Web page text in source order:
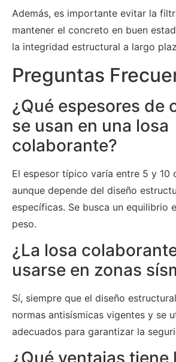
Además, es importante evitar la
mantener el concreto en buen
la integridad estructural a largo
Preguntas
¿Qué espesores de
se usan en una losa
colaborante?
El espesor típico varía entre 5 y 10
aunque depende del diseño
específicas. Se busca un equilibrio
peso.
¿La losa
usarse en zonas
Sí, siempre que el diseño
normas antisísmicas vigentes y se
adecuados para garantizar la